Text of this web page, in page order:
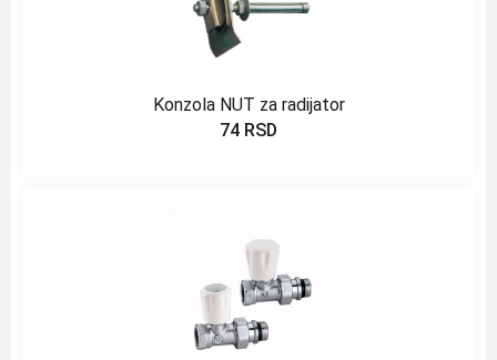
Konzola NUT za radijator
74 RSD